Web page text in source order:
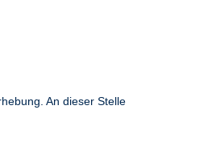
An dieser Stelle